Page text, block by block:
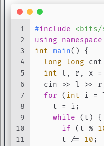
1
2
3
4
5
6
7
8
9
10
11
#include
<bits/
using
namespace
int main()
{
long long
int l, r, x =
cin >> l >>
for ( int i =
    t = i;
while (t) {
if (t %
      t /=
10 ;